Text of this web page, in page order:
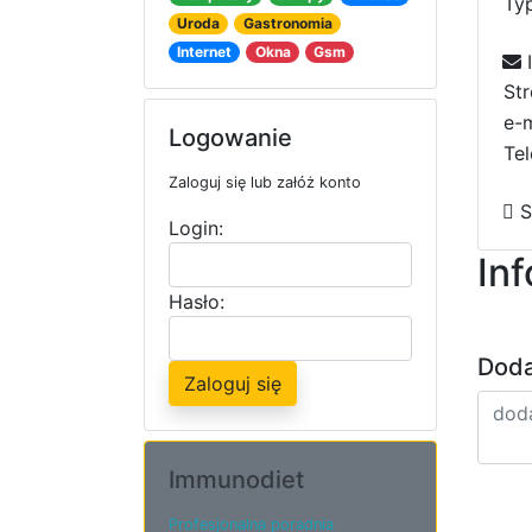
Uroda
Gastronomia
Internet
Okna Gsm
Logowanie
Zaloguj się lub załóż konto
Login:
Hasło:
Zaloguj się
Immunodiet
Profesjonalna poradnia
e-